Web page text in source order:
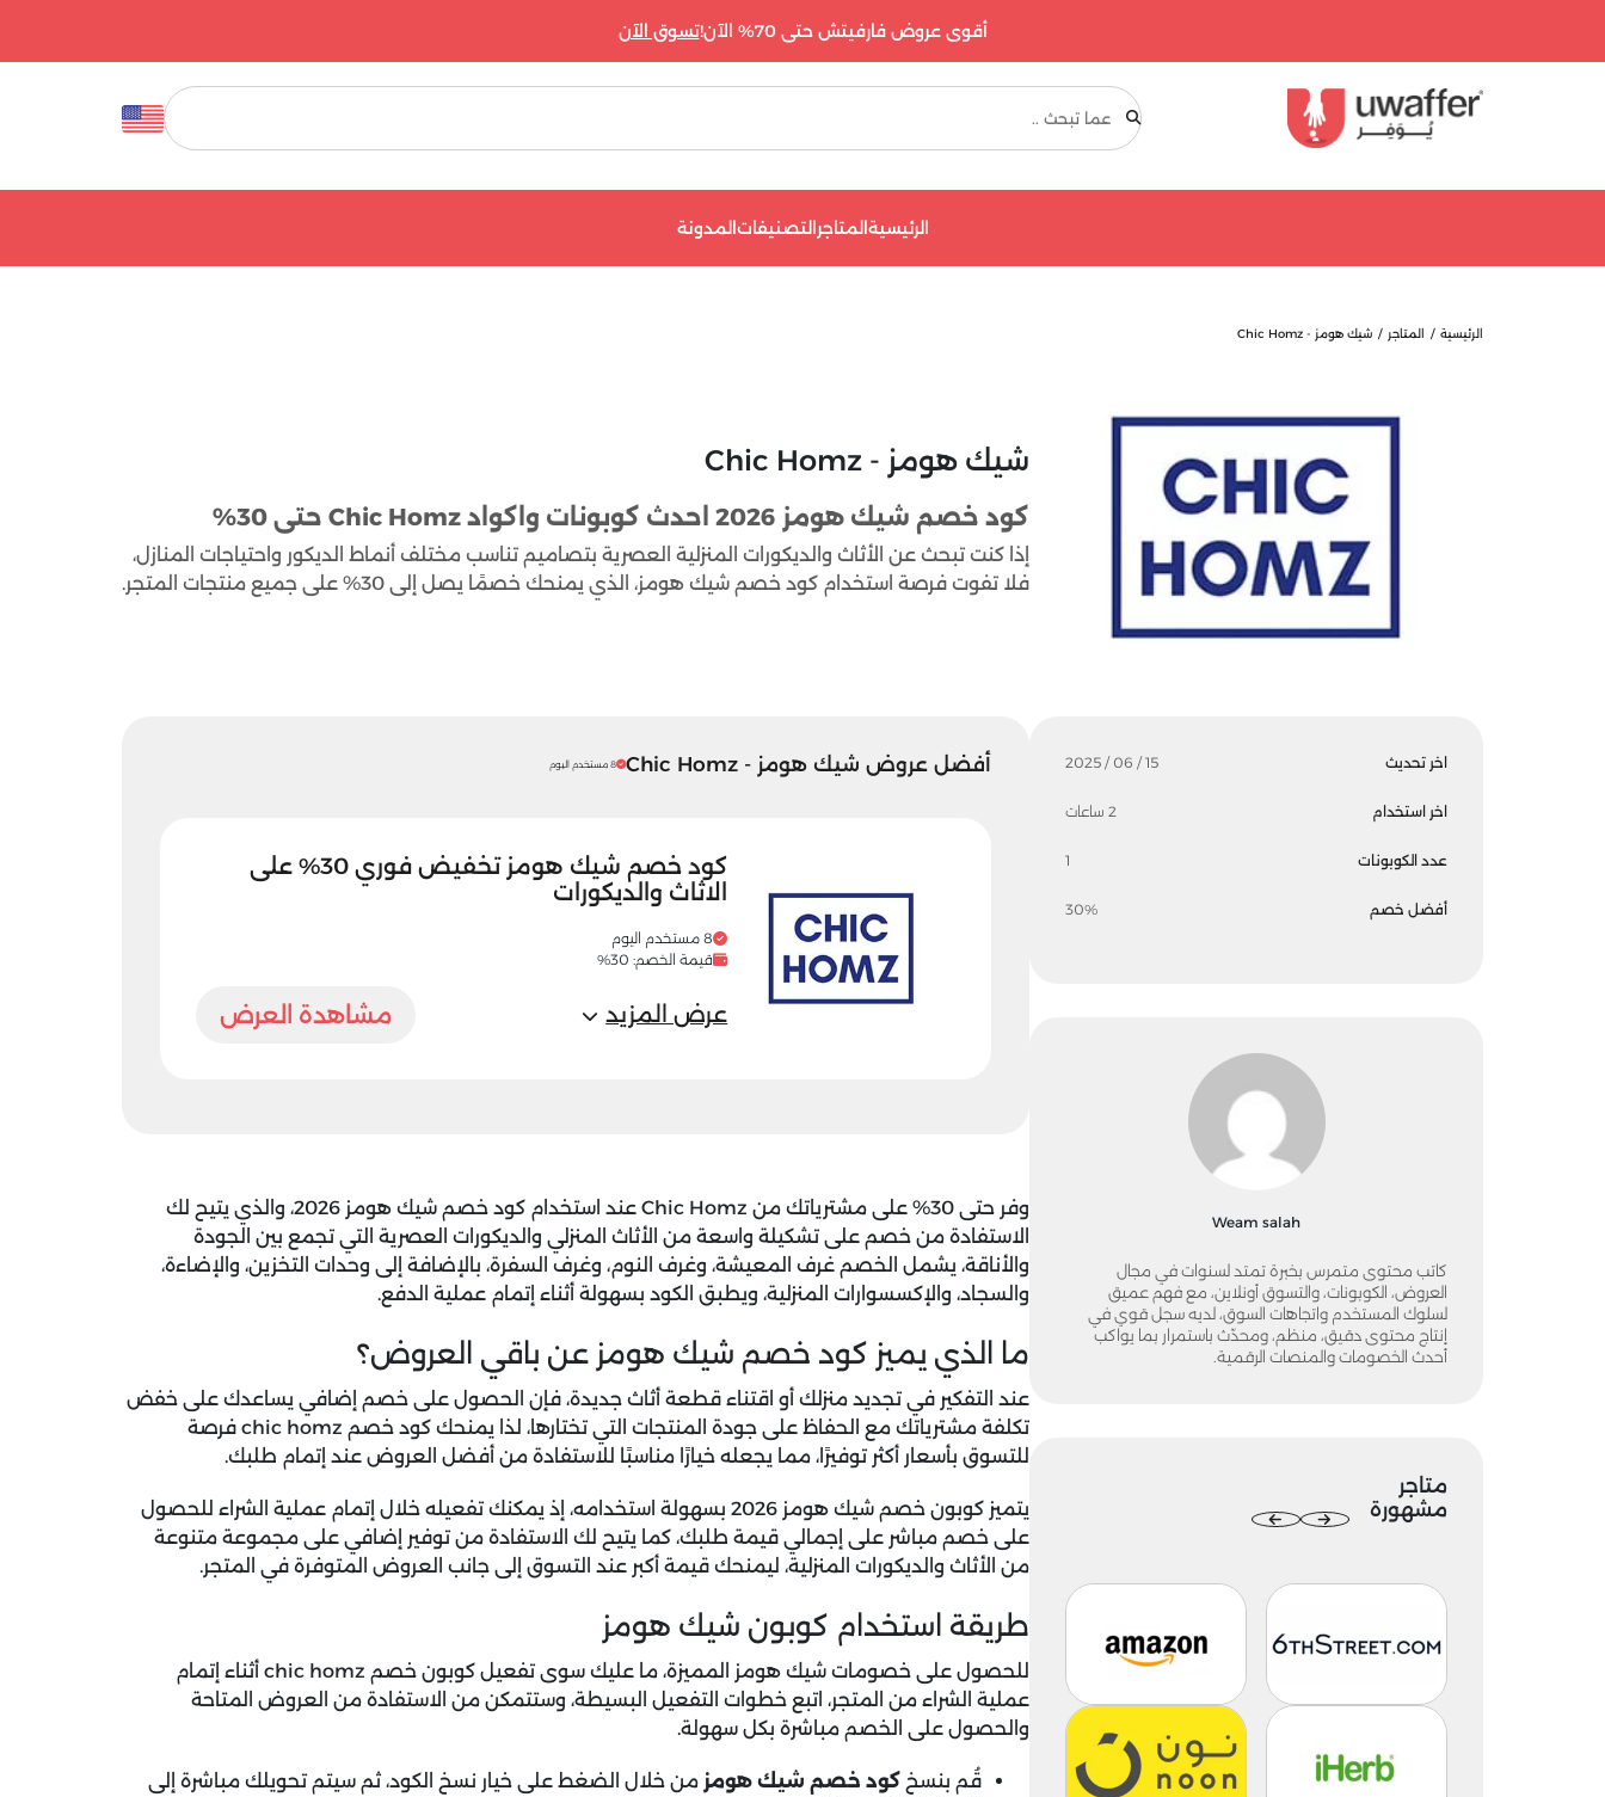
أقوى عروض فارفيتش حتى 70% الآن! تسوق الآن
بحث
الرئيسيةالمتاجرالتصنيفاتالمدونة
الرئيسية المتاجر شيك هومز - Chic Homz
شيك هومز - Chic Homz
كود خصم شيك هومز 2026 احدث كوبونات واكواد Chic Homz حتى 30%
إذا كنت تبحث عن الأثاث والديكورات المنزلية العصرية بتصاميم تناسب مختلف أنماط الديكور واحتياجات المنازل،
فلا تفوت فرصة استخدام كود خصم شيك هومز، الذي يمنحك خصمًا يصل إلى 30% على جميع منتجات المتجر.
اخر تحديث 15 / 06 / 2025
اخر استخدام 2 ساعات
عدد الكوبونات 1
أفضل خصم 30%
Weam salah
كاتب محتوى متمرس بخبرة تمتد لسنوات في مجال
العروض، الكوبونات، والتسوق أونلاين، مع فهم عميق
لسلوك المستخدم واتجاهات السوق، لديه سجل قوي في
إنتاج محتوى دقيق، منظم، ومحدّث باستمرار بما يواكب
أحدث الخصومات والمنصات الرقمية.
متاجر
مشهورة
أفضل عروض شيك هومز - Chic Homz 8 مستخدم اليوم
كود خصم شيك هومز تخفيض فوري 30% على
الاثاث والديكورات
8 مستخدم اليوم
قيمة الخصم: 30%
عرض المزيد مشاهدة العرض
وفر حتى 30% على مشترياتك من Chic Homz عند استخدام كود خصم شيك هومز 2026
، والذي يتيح لك
الاستفادة من خصم على تشكيلة واسعة من الأثاث المنزلي والديكورات العصرية التي تجمع بين الجودة
والأناقة، يشمل الخصم غرف المعيشة، وغرف النوم، وغرف السفرة، بالإضافة إلى وحدات التخزين، والإضاءة،
والسجاد، والإكسسوارات المنزلية، ويطبق الكود بسهولة أثناء إتمام عملية الدفع.
ما الذي يميز كود خصم شيك هومز عن باقي العروض؟
عند التفكير في تجديد منزلك أو اقتناء قطعة أثاث جديدة، فإن الحصول على خصم إضافي يساعدك على خفض
تكلفة مشترياتك مع الحفاظ على جودة المنتجات التي تختارها، لذا يمنحك كود خصم chic homz
فرصة
للتسوق بأسعار أكثر توفيرًا، مما يجعله خيارًا مناسبًا للاستفادة من أفضل العروض عند إتمام طلبك.
يتميز كوبون خصم شيك هومز 2026
بسهولة استخدامه، إذ يمكنك تفعيله خلال إتمام عملية الشراء للحصول
على خصم مباشر على إجمالي قيمة طلبك، كما يتيح لك الاستفادة من توفير إضافي على مجموعة متنوعة
من الأثاث والديكورات المنزلية، ليمنحك قيمة أكبر عند التسوق إلى جانب العروض المتوفرة في المتجر.
طريقة استخدام كوبون شيك هومز
للحصول على خصومات شيك هومز
المميزة، ما عليك سوى تفعيل كوبون خصم chic homz أثناء إتمام
عملية الشراء من المتجر، اتبع خطوات التفعيل البسيطة، وستتمكن من الاستفادة من العروض المتاحة
والحصول على الخصم مباشرة بكل سهولة.
قُم بنسخ كود خصم شيك هومز من خلال الضغط على خيار نسخ الكود، ثم سيتم تحويلك مباشرة إلى